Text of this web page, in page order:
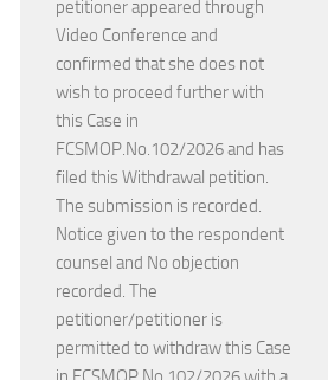
petitioner appeared through
Video Conference and
confirmed that she does not
wish to proceed further with
this Case in
FCSMOP.No.102/2026 and has
filed this Withdrawal petition.
The submission is recorded.
Notice given to the respondent
counsel and No objection
recorded. The
petitioner/petitioner is
permitted to withdraw this Case